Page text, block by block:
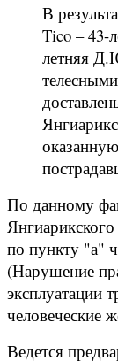
В
Tico – 43-
летняя
По данному
по пункту "а"
(Нарушение
эксплуатации
человеческие
Ведется